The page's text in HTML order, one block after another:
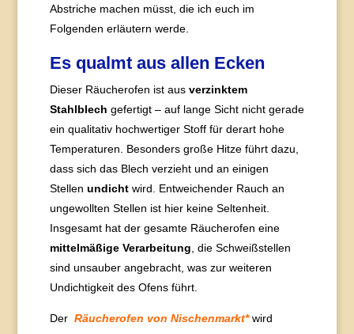
Abstriche machen müsst, die ich euch im
Folgenden erläutern werde.
Es qualmt aus allen Ecken
Dieser Räucherofen ist aus verzinktem
Stahlblech gefertigt – auf lange Sicht nicht gerade
ein qualitativ hochwertiger Stoff für derart hohe
Temperaturen. Besonders große Hitze führt dazu,
dass sich das Blech verzieht und an einigen
Stellen undichtwird. Entweichender Rauch an
ungewollten Stellen ist hier keine Seltenheit.
Insgesamt hat der gesamte Räucherofen eine
mittelmäßige Verarbeitung , die Schweißstellen
sind unsauber angebracht, was zur weiteren
Undichtigkeit des Ofens führt.
Der Räucherofen von Nischenmarkt* wird